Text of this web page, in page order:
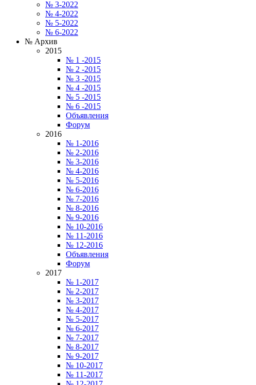
№ 3-2022
№ 4-2022
№ 5-2022
№ 6-2022
№ Архив
2015
№ 1 -2015
№ 2 -2015
№ 3 -2015
№ 4 -2015
№ 5 -2015
№ 6 -2015
Объявления
Форум
2016
№ 1-2016
№ 2-2016
№ 3-2016
№ 4-2016
№ 5-2016
№ 6-2016
№ 7-2016
№ 8-2016
№ 9-2016
№ 10-2016
№ 11-2016
№ 12-2016
Объявления
Форум
2017
№ 1-2017
№ 2-2017
№ 3-2017
№ 4-2017
№ 5-2017
№ 6-2017
№ 7-2017
№ 8-2017
№ 9-2017
№ 10-2017
№ 11-2017